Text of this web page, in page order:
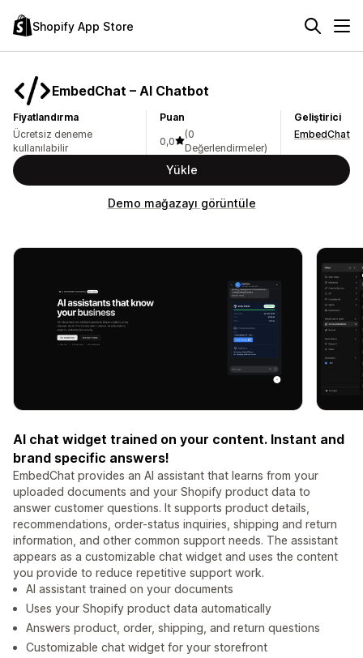
Shopify App Store
EmbedChat – AI Chatbot
Fiyatlandırma
Ücretsiz deneme
kullanılabilir
Puan
0,0
(0
Değerlendirmeler)
Geliştirici
EmbedChat
Yükle
Demo mağazayı görüntüle
AI chat widget trained on your content. Instant and
brand specific answers!
EmbedChat provides an AI assistant that learns from your
uploaded documents and your Shopify product data to
answer customer questions. It supports product details,
recommendations, order-status inquiries, shipping and return
information, and other common support needs. The assistant
appears as a customizable chat widget and uses the content
you provide to reduce repetitive support work.
AI assistant trained on your documents
Uses your Shopify product data automatically
Answers product, order, shipping, and return questions
Customizable chat widget for your storefront